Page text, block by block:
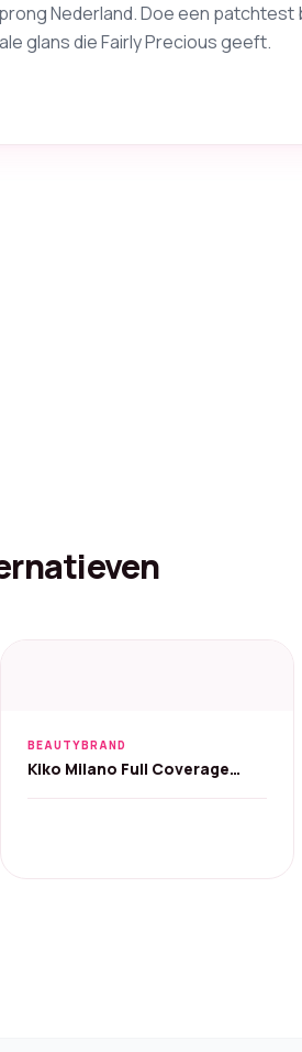
Nederland. Doe een patchtest
glans die Fairly Precious geeft.
BEAUTYBRAND
Kiko Milano Full Coverage